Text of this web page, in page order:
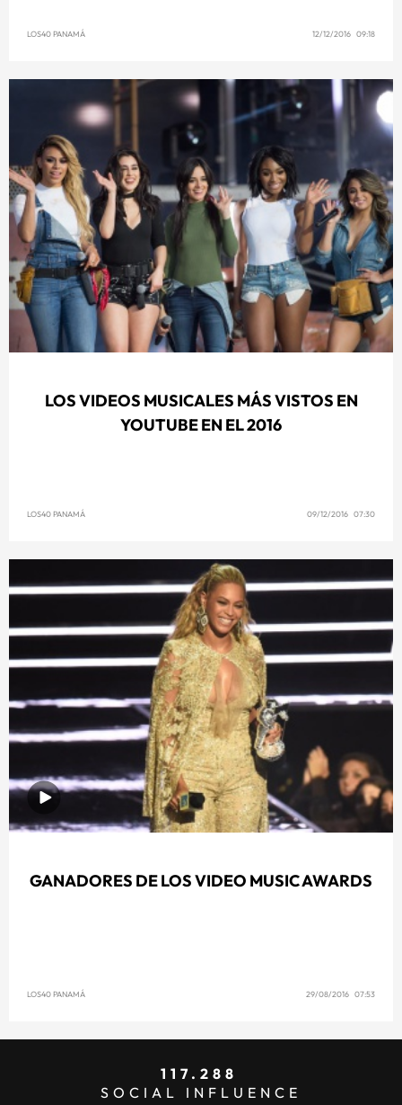
LOS40 PANAMÁ 12/12/2016 09:18
LOS VIDEOS MUSICALES MÁS VISTOS EN
YOUTUBE EN EL 2016
LOS40 PANAMÁ 09/12/2016 07:30
GANADORES DE LOS VIDEO MUSIC AWARDS
LOS40 PANAMÁ 29/08/2016 07:53
117.288
SOCIAL INFLUENCE